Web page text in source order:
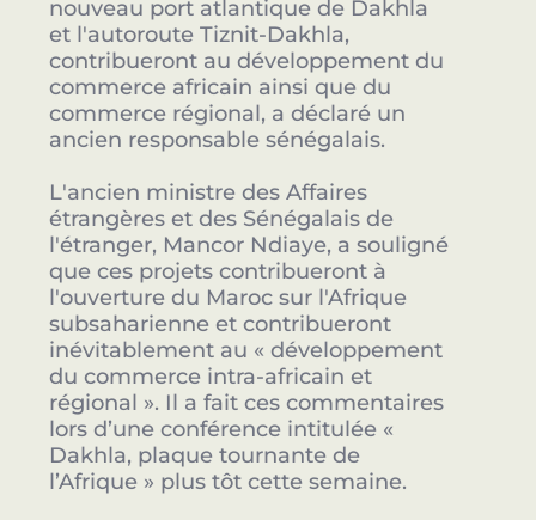
nouveau port atlantique de Dakhla
et l'autoroute Tiznit-Dakhla,
contribueront au développement du
commerce africain ainsi que du
commerce régional, a déclaré un
ancien responsable sénégalais.
L'ancien ministre des Affaires
étrangères et des Sénégalais de
l'étranger, Mancor Ndiaye, a souligné
que ces projets contribueront à
l'ouverture du Maroc sur l'Afrique
subsaharienne et contribueront
inévitablement au « développement
du commerce intra-africain et
régional ». Il a fait ces commentaires
lors d’une conférence intitulée «
Dakhla, plaque tournante de
l’Afrique » plus tôt cette semaine.